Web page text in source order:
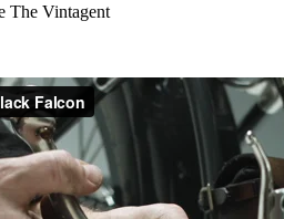
The Vintagent